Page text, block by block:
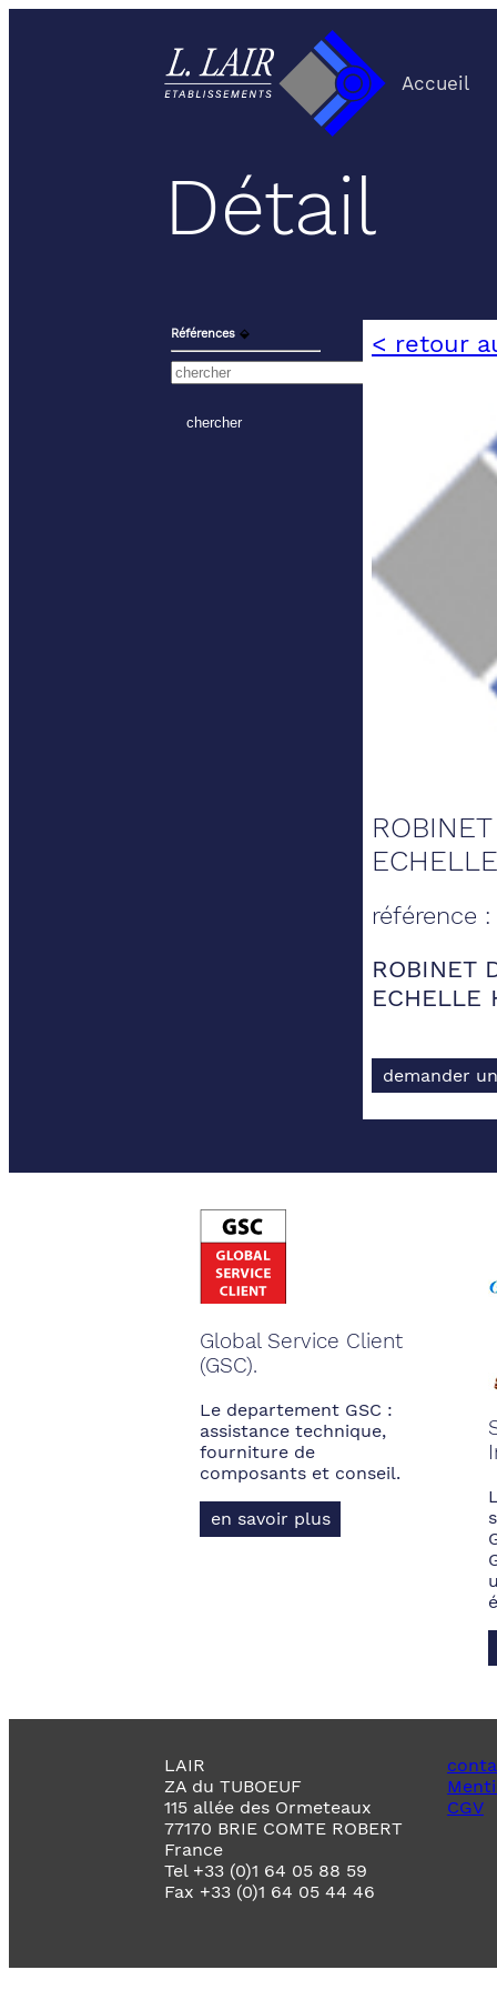
Accueil
Détail
Références ⬙ < retour
référence :
ROBINET
ECHELLE
demander
Global Service Client
(GSC).
Le departement GSC :
assistance technique,
fourniture de
composants et conseil.
en savoir plus
LAIR
ZA du TUBOEUF
115 allée des Ormeteaux
77170 BRIE COMTE ROBERT
France
Tel +33 (0)1 64 05 88 59
Fax +33 (0)1 64 05 44 46
CGV